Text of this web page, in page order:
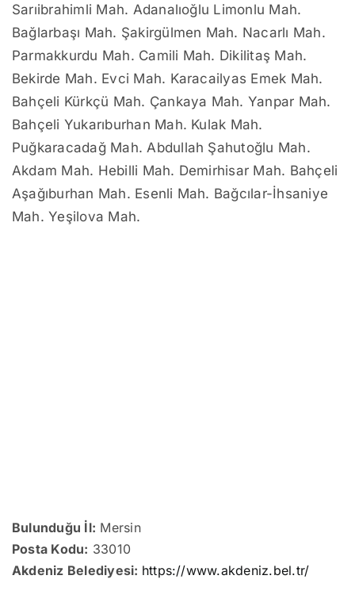
Sarıibrahimli Mah. Adanalıoğlu Limonlu Mah.
Bağlarbaşı Mah. Şakirgülmen Mah. Nacarlı Mah.
Parmakkurdu Mah. Camili Mah. Dikilitaş Mah.
Bekirde Mah. Evci Mah. Karacailyas Emek Mah.
Bahçeli Kürkçü Mah. Çankaya Mah. Yanpar Mah.
Bahçeli Yukarıburhan Mah. Kulak Mah.
Puğkaracadağ Mah. Abdullah Şahutoğlu Mah.
Akdam Mah. Hebilli Mah. Demirhisar Mah. Bahçeli
Aşağıburhan Mah. Esenli Mah. Bağcılar-İhsaniye
Mah. Yeşilova Mah.
Bulunduğu İl: Mersin
Posta Kodu: 33010
Akdeniz Belediyesi: https://www.akdeniz.bel.tr/